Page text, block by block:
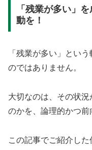
「残業が多い」
動を！
「残業が多い」とい
のではありません。
大切なのは、その状
のかを、論理的かつ前
この記事でご紹介し